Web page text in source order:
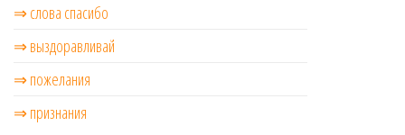
⇒ слова спасибо
⇒ выздоравливай
⇒ пожелания
⇒ признания